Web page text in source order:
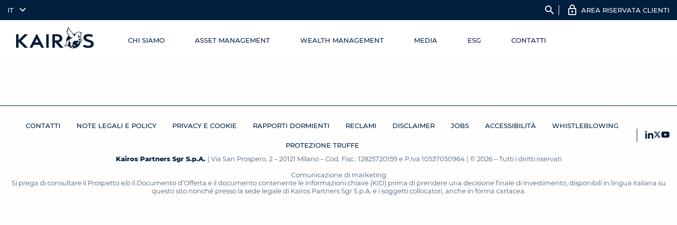
IT search AREA RISERVATA CLIENTI
CHI SIAMO ASSET MANAGEMENT WEALTH MANAGEMENT MEDIA ESG CONTATTI
CONTATTI NOTE LEGALI E POLICY PRIVACY E COOKIE RAPPORTI DORMIENTI RECLAMI DISCLAIMER JOBS ACCESSIBILITÀ WHISTLEBLOWING
PROTEZIONE TRUFFE
Kairos Partners Sgr S.p.A. | Via San Prospero, 2 – 20121 Milano – Cod. Fisc.: 12825720159 e P.Iva 10537050964 | © 2026 – Tutti i diritti riservati
Comunicazione di marketing
Si prega di consultare il Prospetto e/o il Documento d’Offerta e il documento contenente le informazioni chiave (KID) prima di prendere una decisione finale di investimento, disponibili in lingua italiana su
questo sito nonché presso la sede legale di Kairos Partners Sgr S.p.A. e i soggetti collocatori, anche in forma cartacea.